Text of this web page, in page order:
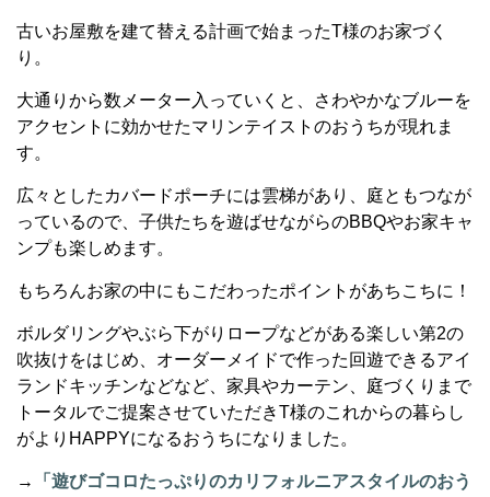
古いお屋敷を建て替える計画で始まったT様のお家づく
り。
大通りから数メーター入っていくと、さわやかなブルーを
アクセントに効かせたマリンテイストのおうちが現れま
す。
広々としたカバードポーチには雲梯があり、庭ともつなが
っているので、子供たちを遊ばせながらのBBQやお家キャ
ンプも楽しめます。
もちろんお家の中にもこだわったポイントがあちこちに！
ボルダリングやぶら下がりロープなどがある楽しい第2の
吹抜けをはじめ、オーダーメイドで作った回遊できるアイ
ランドキッチンなどなど、家具やカーテン、庭づくりまで
トータルでご提案させていただきT様のこれからの暮らし
がよりHAPPYになるおうちになりました。
→
「遊びゴコロたっぷりのカリフォルニアスタイルのおう